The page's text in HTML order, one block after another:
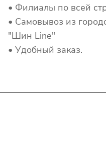
• Филиалы по всей
• Самовывоз из
"Шин Line"
• Удобный заказ.